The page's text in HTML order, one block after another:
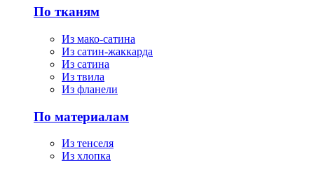
По тканям
Из мако-сатина
Из сатин-жаккарда
Из сатина
Из твила
Из фланели
По материалам
Из тенселя
Из хлопка